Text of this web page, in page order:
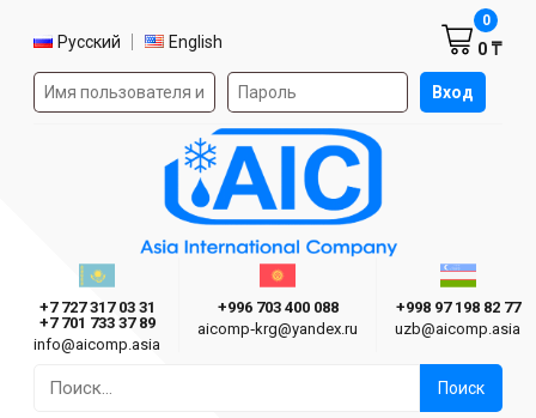
Выбор языка
Русский English
Форма авторизации на сайте Вход
0 ₸
0
Asia International Company
Казахстан г. Алматы
+7 727 317 03 31
+7 701 733 37 89
info@aicomp.asia
Киргизия г. Бишкек
+996 703 400 088
aicomp‑krg@yandex.ru
+998 97 198 82 77
uzb@aicomp.asia